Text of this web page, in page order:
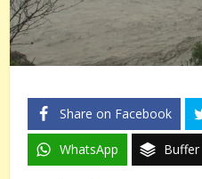
Share on Facebook
WhatsApp Buffer